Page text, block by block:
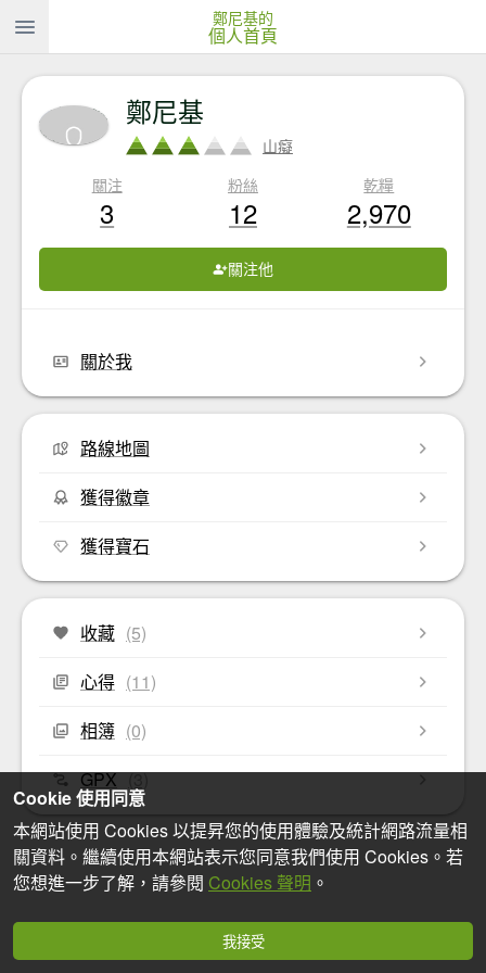
鄭尼基的
個人首頁
鄭尼基
山癡
關注
3
粉絲
12
乾糧
2,970
關注他
關於我
路線地圖
獲得徽章
獲得寶石
收藏 (5)
心得 (11)
相簿 (0)
GPX (3)
Cookie 使用同意
本網站使用 Cookies 以提昇您的使用體驗及統計網路流量相
關資料。繼續使用本網站表示您同意我們使用 Cookies。若
您想進一步了解，請參閱 Cookies 聲明 。
我接受